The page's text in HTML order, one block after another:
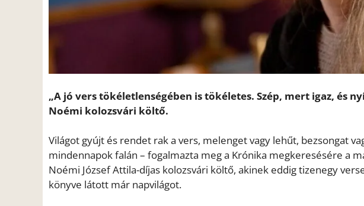
„A jó vers tökéletlenségében is tökéletes. Szép, mert igaz, és
Noémi kolozsvári költő.
Világot gyújt és rendet rak a vers, melenget vagy lehűt, bezsongat
mindennapok falán – fogalmazta meg a Krónika megkeresésére a
Noémi József Attila-díjas kolozsvári költő, akinek eddig tizenegy
könyve látott már napvilágot.